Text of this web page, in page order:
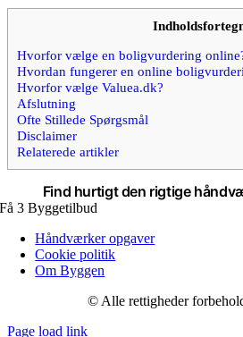
Hvorfor vælge en boligvurdering
Hvordan fungerer en online
Hvorfor vælge Valuea.dk?
Afslutning
Ofte Stillede Spørgsmål
Disclaimer
Relaterede artikler
Find hurtigt den rigtige
Få 3 Byggetilbud
Håndværker opgaver
Cookie politik
Om Byggen
© Alle rettigheder
Page load link